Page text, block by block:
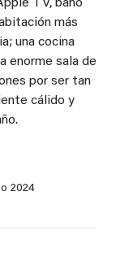
TV, baño
más
una cocina
enorme sala de
por ser tan
cálido y
2024